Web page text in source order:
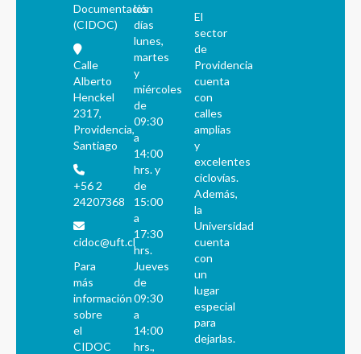
Documentación
(CIDOC)
Calle
Alberto
Henckel
2317,
Providencia,
Santiago
+56 2
24207368
cidoc@uft.cl
Para
más
información
sobre
el
CIDOC
los
días
lunes,
martes
y
miércoles
de
09:30
a
14:00
hrs. y
de
15:00
a
17:30
hrs.
Jueves
de
09:30
a
14:00
hrs.,
El
sector
de
Providencia
cuenta
con
calles
amplias
y
excelentes
ciclovías.
Además,
la
Universidad
cuenta
con
un
lugar
especial
para
dejarlas.